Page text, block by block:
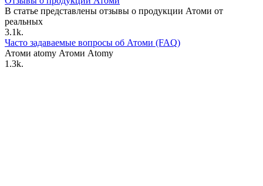
В статье представлены отзывы о продукции Атоми от
реальных
3.1k.
Часто задаваемые вопросы об Атоми (FAQ)
Атоми atomy Атоми Atomy
1.3k.